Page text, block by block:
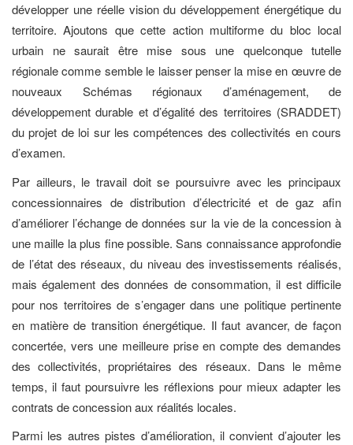
développer une réelle vision du développement énergétique du
territoire. Ajoutons que cette action multiforme du bloc local
urbain ne saurait être mise sous une quelconque tutelle
régionale comme semble le laisser penser la mise en œuvre de
nouveaux Schémas régionaux d’aménagement, de
développement durable et d’égalité des territoires (SRADDET)
du projet de loi sur les compétences des collectivités en cours
d’examen.
Par ailleurs, le travail doit se poursuivre avec les principaux
concessionnaires de distribution d’électricité et de gaz afin
d’améliorer l’échange de données sur la vie de la concession à
une maille la plus fine possible. Sans connaissance approfondie
de l’état des réseaux, du niveau des investissements réalisés,
mais également des données de consommation, il est difficile
pour nos territoires de s’engager dans une politique pertinente
en matière de transition énergétique. Il faut avancer, de façon
concertée, vers une meilleure prise en compte des demandes
des collectivités, propriétaires des réseaux. Dans le même
temps, il faut poursuivre les réflexions pour mieux adapter les
contrats de concession aux réalités locales.
Parmi les autres pistes d’amélioration, il convient d’ajouter les